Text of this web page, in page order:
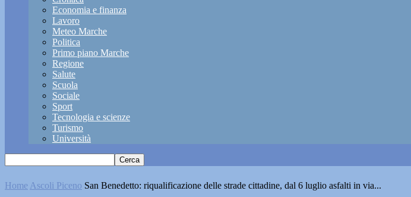
Economia e finanza
Lavoro
Meteo Marche
Politica
Primo piano Marche
Regione
Salute
Scuola
Sociale
Sport
Tecnologia e scienze
Turismo
Università
Home Ascoli Piceno San Benedetto: riqualificazione delle strade cittadine, dal 6 luglio asfalti in via...